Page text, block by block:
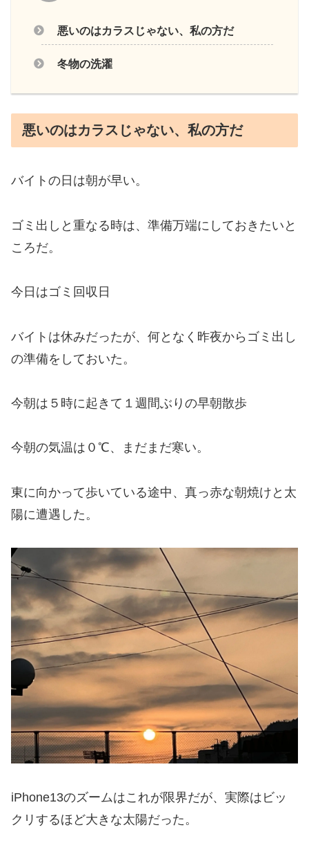
悪いのはカラスじゃない、私の方だ
冬物の洗濯
悪いのはカラスじゃない、私の方だ
バイトの日は朝が早い。
ゴミ出しと重なる時は、準備万端にしておきたいと
ころだ。
今日はゴミ回収日
バイトは休みだったが、何となく昨夜からゴミ出し
の準備をしておいた。
今朝は５時に起きて１週間ぶりの早朝散歩
今朝の気温は０℃、まだまだ寒い。
東に向かって歩いている途中、真っ赤な朝焼けと太
陽に遭遇した。
iPhone13のズームはこれが限界だが、実際はビッ
クリするほど大きな太陽だった。